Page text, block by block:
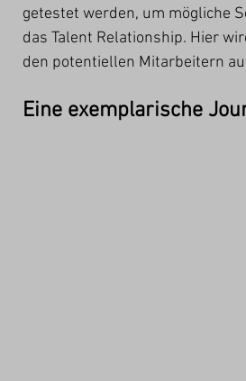
getestet werden, um mögliche
das Talent Relationship. Hier
den potentiellen Mitarbeitern
Eine exemplarische